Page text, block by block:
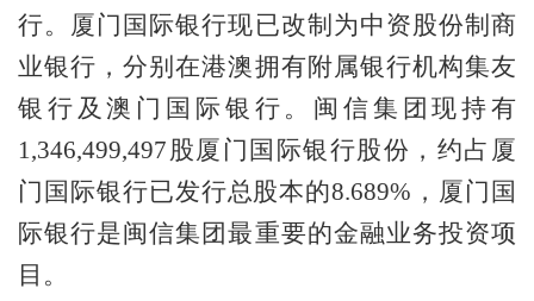
行。厦门国际银行现已改制为中资股份制商
业银行，分别在港澳拥有附属银行机构集友
银行及澳门国际银行。闽信集团现持有
1,346,499,497股厦门国际银行股份，约占厦
门国际银行已发行总股本的8.689%，厦门国
际银行是闽信集团最重要的金融业务投资项
目。